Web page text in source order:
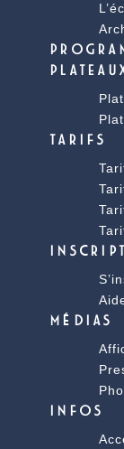
TARIFS
MÉDIAS
INFOS